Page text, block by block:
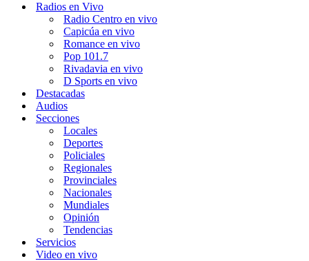
Radios en Vivo
Radio Centro en vivo
Capicúa en vivo
Romance en vivo
Pop 101.7
Rivadavia en vivo
D Sports en vivo
Destacadas
Audios
Secciones
Locales
Deportes
Policiales
Regionales
Provinciales
Nacionales
Mundiales
Opinión
Tendencias
Servicios
Video en vivo